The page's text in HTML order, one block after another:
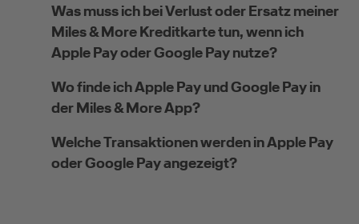
Was muss ich bei Verlust oder Ersatz meiner
Miles & More Kreditkarte tun, wenn ich
Apple Pay oder Google Pay nutze?
Wo finde ich Apple Pay und Google Pay in
der Miles & More App?
Welche Transaktionen werden in Apple Pay
oder Google Pay angezeigt?